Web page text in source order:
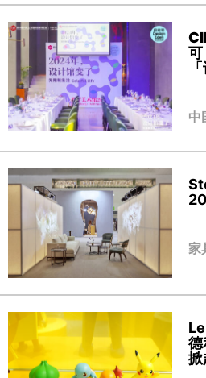
可
中
家
德
掀